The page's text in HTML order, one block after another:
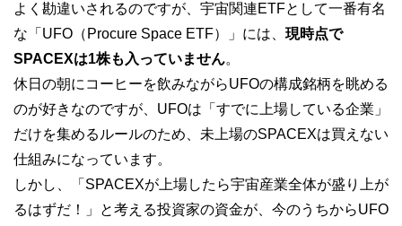
よく勘違いされるのですが、宇宙関連ETFとして一番有名
な「UFO（Procure Space ETF）」には、 現時点で
SPACEXは1株も入っていません。
休日の朝にコーヒーを飲みながらUFOの構成銘柄を眺める
のが好きなのですが、UFOは「すでに上場している企業」
だけを集めるルールのため、未上場のSPACEXは買えない
仕組みになっています。
しかし、「SPACEXが上場したら宇宙産業全体が盛り上が
るはずだ！」と考える投資家の資金が、今のうちからUFO